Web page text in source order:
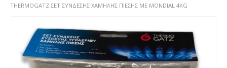
THERMOGATZ ΣΕΤ ΣΥΝΔΕΣΗΣ ΧΑΜΗΛΗΣ ΠΙΕΣΗΣ ΜΕ MONDIAL 4KG